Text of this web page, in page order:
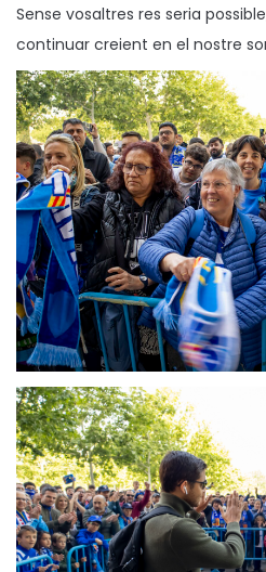
Sense vosaltres res seria
continuar creient en el nostre